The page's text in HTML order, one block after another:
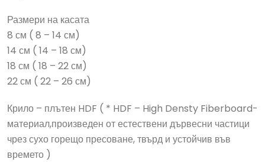
Размери на касата
8 см ( 8 – 14 см)
14 см ( 14 – 18 см)
18 см ( 18 – 22 см)
22 см ( 22 – 26 см)
Крило – плътен HDF ( * HDF – High Densty Fiberboard-
материал,произведен от естествени дървесни частици
чрез сухо горещо пресоване, твърд и устойчив във
времето )